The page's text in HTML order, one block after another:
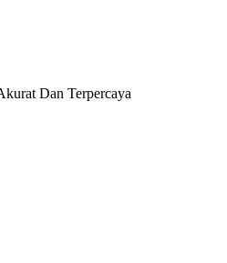
Dan Terpercaya